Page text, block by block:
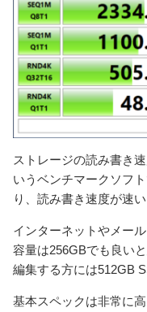
ストレージの読み書き
いうベンチマークソフ
り、読み書き速度が速
インターネットやメー
容量は256GBでも良い
編集する方には512GB
基本スペックは非常に